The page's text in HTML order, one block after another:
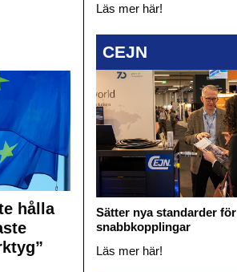
hålla
Läs mer här!
CEJN
Sätter nya standarder för
snabbkopplingar
Läs mer här!